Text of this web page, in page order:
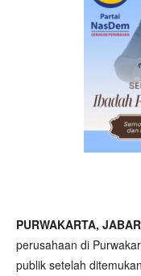
PURWAKARTA, JABAR
perusahaan di
publik setelah